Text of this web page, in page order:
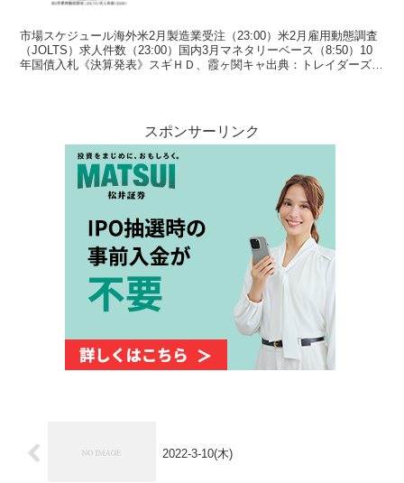
市場スケジュール海外米2月製造業受注（23:00）米2月雇用動態調査
（JOLTS）求人件数（23:00）国内3月マネタリーベース（8:50）10
年国債入札《決算発表》スギＨＤ、霞ヶ関キャ出典：トレイダーズウ
スポンサーリンク
2022-3-10(木)